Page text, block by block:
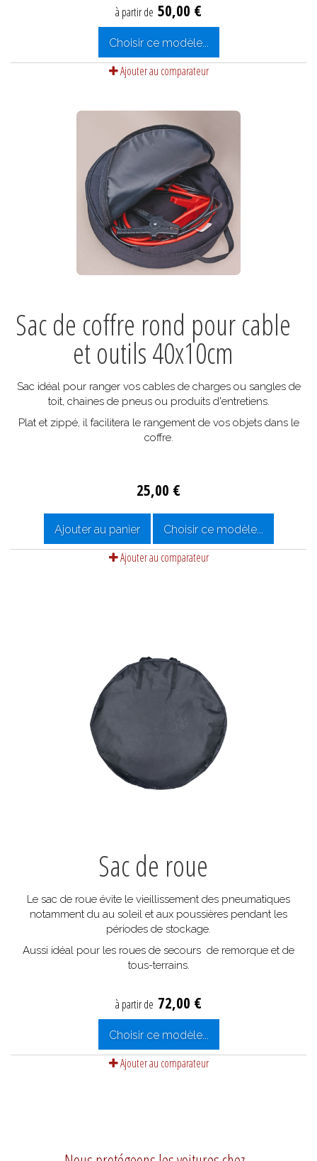
à partir de 50,00 €
Choisir ce modèle...
Ajouter au comparateur
Sac de coffre rond pour cable
et outils 40x10cm
Sac idéal pour ranger vos cables de charges ou sangles de
toit, chaines de pneus ou produits d'entretiens.
Plat et zippé, il facilitera le rangement de vos objets dans le
coffre.
25,00 €
Ajouter au panier Choisir ce modèle...
Ajouter au comparateur
Sac de roue
Le sac de roue évite le vieillissement des pneumatiques
notamment du au soleil et aux poussières pendant les
périodes de stockage.
Aussi idéal pour les roues de secours de remorque et de
tous-terrains.
à partir de 72,00 €
Choisir ce modèle...
Ajouter au comparateur